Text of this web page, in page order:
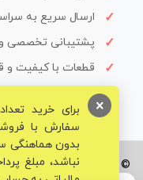
ارسال سریع به
پشتیبانی تخصصی
قطعات با کیفیت
© تمامی حقوق برای
برای خرید
سفارش با
بدون هماهنگی
نباشد، مبلغ
×